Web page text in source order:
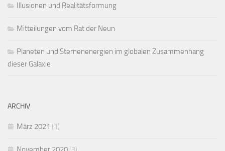
Illusionen und Realitätsformung
Mitteilungen vom Rat der Neun
Planeten und Sternenenergien im globalen Zusammenhang
dieser Galaxie
ARCHIV
März 2021 (1)